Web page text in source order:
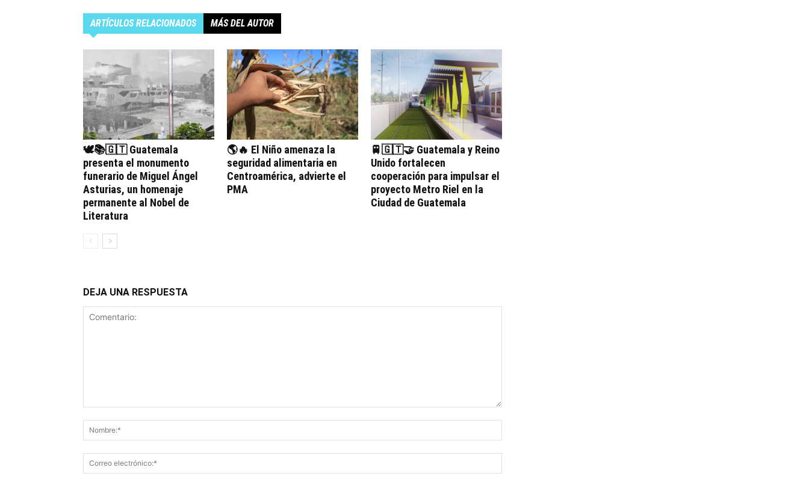
ARTÍCULOS RELACIONADOS MÁS DEL AUTOR
🕊️📚🇬🇹 Guatemala
presenta el monumento
funerario de Miguel Ángel
Asturias, un homenaje
permanente al Nobel de
Literatura
🌎🔥 El Niño amenaza la
seguridad alimentaria en
Centroamérica, advierte el
PMA
🚆🇬🇹🤝 Guatemala y Reino
Unido fortalecen
cooperación para impulsar el
proyecto Metro Riel en la
Ciudad de Guatemala
DEJA UNA RESPUESTA